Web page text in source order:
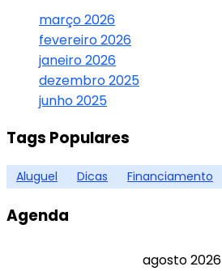
março 2026
fevereiro 2026
janeiro 2026
dezembro 2025
junho 2025
Tags Populares
Aluguel Dicas Financiamento
Agenda
agosto 2026